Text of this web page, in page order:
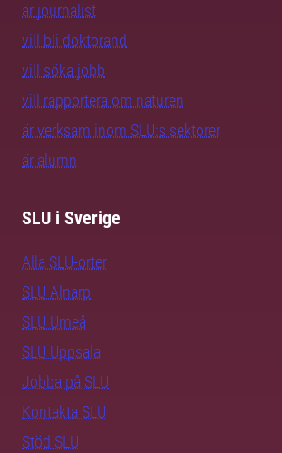
är journalist
vill bli doktorand
vill söka jobb
vill rapportera om naturen
är verksam inom SLU:s sektorer
är alumn
SLU i Sverige
Alla SLU-orter
SLU Alnarp
SLU Umeå
SLU Uppsala
Jobba på SLU
Kontakta SLU
Stöd SLU